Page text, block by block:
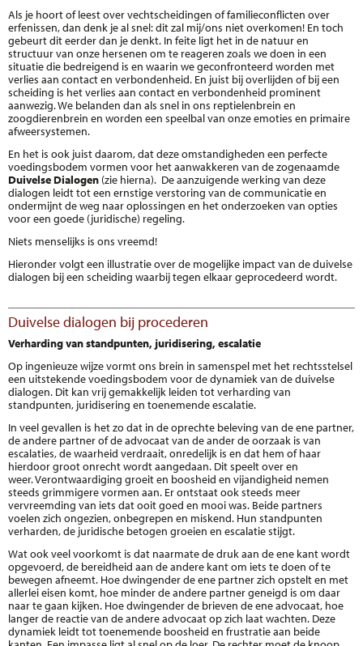
Als je hoort of leest over vechtscheidingen of familieconflicten over
erfenissen, dan denk je al snel: dit zal mij/ons niet overkomen! En toch
gebeurt dit eerder dan je denkt. In feite ligt het in de natuur en
structuur van onze hersenen om te reageren zoals we doen in een
situatie die bedreigend is en waarin we geconfronteerd worden met
verlies aan contact en verbondenheid. En juist bij overlijden of bij een
scheiding is het verlies aan contact en verbondenheid prominent
aanwezig. We belanden dan als snel in ons reptielenbrein en
zoogdierenbrein en worden een speelbal van onze emoties en primaire
afweersystemen.
En het is ook juist daarom, dat deze omstandigheden een perfecte
voedingsbodem vormen voor het aanwakkeren van de zogenaamde
Duivelse Dialogen (zie hierna). De aanzuigende werking van deze
dialogen leidt tot een ernstige verstoring van de communicatie en
ondermijnt de weg naar oplossingen en het onderzoeken van opties
voor een goede (juridische) regeling.
Niets menselijks is ons vreemd!
Hieronder volgt een illustratie over de mogelijke impact van de duivelse
dialogen bij een scheiding waarbij tegen elkaar geprocedeerd wordt.
Duivelse dialogen bij procederen
Verharding van standpunten, juridisering, escalatie
Op ingenieuze wijze vormt ons brein in samenspel met het rechtsstelsel
een uitstekende voedingsbodem voor de dynamiek van de duivelse
dialogen. Dit kan vrij gemakkelijk leiden tot verharding van
standpunten, juridisering en toenemende escalatie.
In veel gevallen is het zo dat in de oprechte beleving van de ene partner,
de andere partner of de advocaat van de ander de oorzaak is van
escalaties, de waarheid verdraait, onredelijk is en dat hem of haar
hierdoor groot onrecht wordt aangedaan. Dit speelt over en
weer. Verontwaardiging groeit en boosheid en vijandigheid nemen
steeds grimmigere vormen aan. Er ontstaat ook steeds meer
vervreemding van iets dat ooit goed en mooi was. Beide partners
voelen zich ongezien, onbegrepen en miskend. Hun standpunten
verharden, de juridische betogen groeien en escalatie stijgt.
Wat ook veel voorkomt is dat naarmate de druk aan de ene kant wordt
opgevoerd, de bereidheid aan de andere kant om iets te doen of te
bewegen afneemt. Hoe dwingender de ene partner zich opstelt en met
allerlei eisen komt, hoe minder de andere partner geneigd is om daar
naar te gaan kijken. Hoe dwingender de brieven de ene advocaat, hoe
langer de reactie van de andere advocaat op zich laat wachten. Deze
dynamiek leidt tot toenemende boosheid en frustratie aan beide